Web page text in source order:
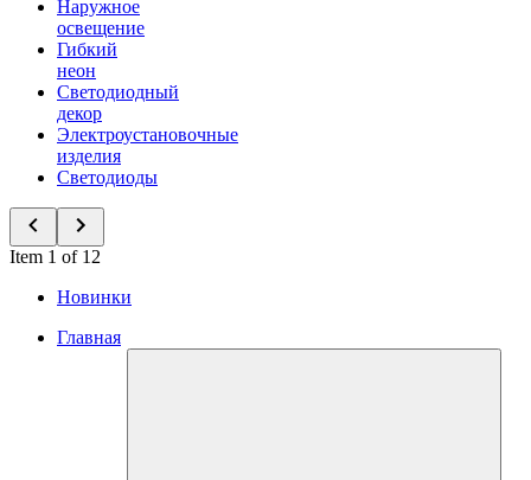
Наружное
освещение
Гибкий
неон
Светодиодный
декор
Электроустановочные
изделия
Светодиоды
Item 1 of 12
Новинки
Главная